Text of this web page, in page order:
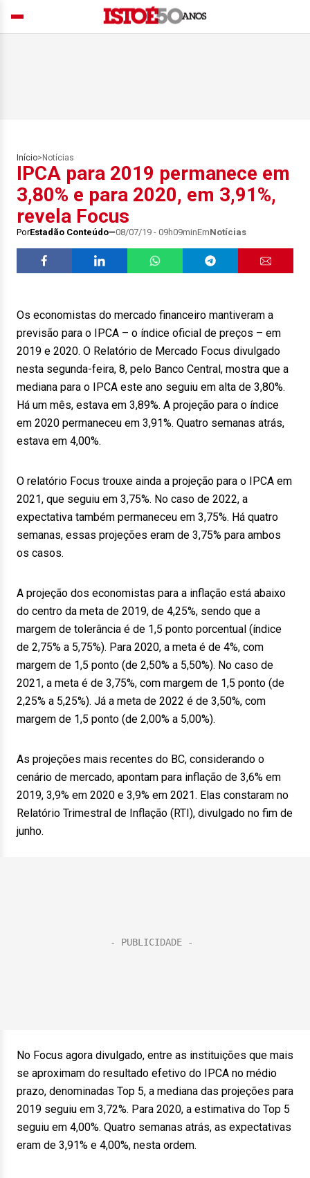
Início> Notícias
IPCA para 2019 permanece em
3,80% e para 2020, em 3,91%,
revela Focus
PorEstadão Conteúdo 08/07/19 - 09h09minEmNotícias
Os economistas do mercado financeiro mantiveram a
previsão para o IPCA – o índice oficial de preços – em
2019 e 2020. O Relatório de Mercado Focus divulgado
nesta segunda-feira, 8, pelo Banco Central, mostra que a
mediana para o IPCA este ano seguiu em alta de 3,80%.
Há um mês, estava em 3,89%. A projeção para o índice
em 2020 permaneceu em 3,91%. Quatro semanas atrás,
estava em 4,00%.
O relatório Focus trouxe ainda a projeção para o IPCA em
2021, que seguiu em 3,75%. No caso de 2022, a
expectativa também permaneceu em 3,75%. Há quatro
semanas, essas projeções eram de 3,75% para ambos
os casos.
A projeção dos economistas para a inflação está abaixo
do centro da meta de 2019, de 4,25%, sendo que a
margem de tolerância é de 1,5 ponto porcentual (índice
de 2,75% a 5,75%). Para 2020, a meta é de 4%, com
margem de 1,5 ponto (de 2,50% a 5,50%). No caso de
2021, a meta é de 3,75%, com margem de 1,5 ponto (de
2,25% a 5,25%). Já a meta de 2022 é de 3,50%, com
margem de 1,5 ponto (de 2,00% a 5,00%).
As projeções mais recentes do BC, considerando o
cenário de mercado, apontam para inflação de 3,6% em
2019, 3,9% em 2020 e 3,9% em 2021. Elas constaram no
Relatório Trimestral de Inflação (RTI), divulgado no fim de
junho.
No Focus agora divulgado, entre as instituições que mais
se aproximam do resultado efetivo do IPCA no médio
prazo, denominadas Top 5, a mediana das projeções para
2019 seguiu em 3,72%. Para 2020, a estimativa do Top 5
seguiu em 4,00%. Quatro semanas atrás, as expectativas
eram de 3,91% e 4,00%, nesta ordem.